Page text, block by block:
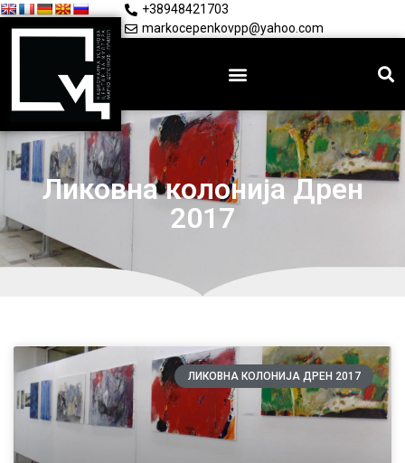
+38948421703
markocepenkovpp@yahoo.com
Ликовна колонија Дрен
2017
ЛИКОВНА КОЛОНИЈА ДРЕН 2017